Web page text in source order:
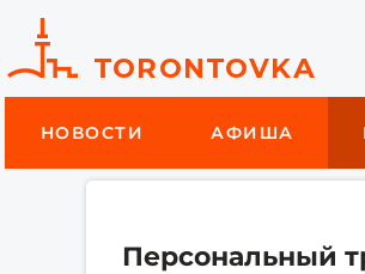
НОВОСТИ АФИША
Персональный